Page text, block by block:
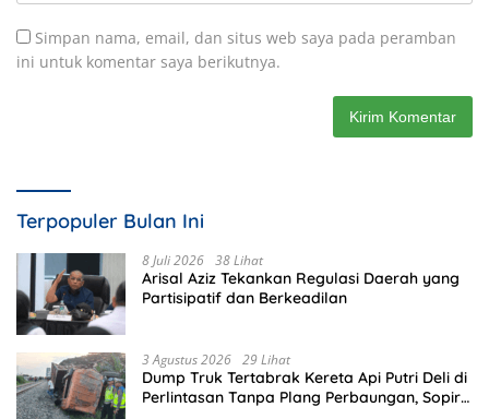
Simpan nama, email, dan situs web saya pada peramban
ini untuk komentar saya berikutnya.
Terpopuler Bulan Ini
8 Juli 2026 38 Lihat
Arisal Aziz Tekankan Regulasi Daerah yang
Partisipatif dan Berkeadilan
3 Agustus 2026 29 Lihat
Dump Truk Tertabrak Kereta Api Putri Deli di
Perlintasan Tanpa Plang Perbaungan, Sopir